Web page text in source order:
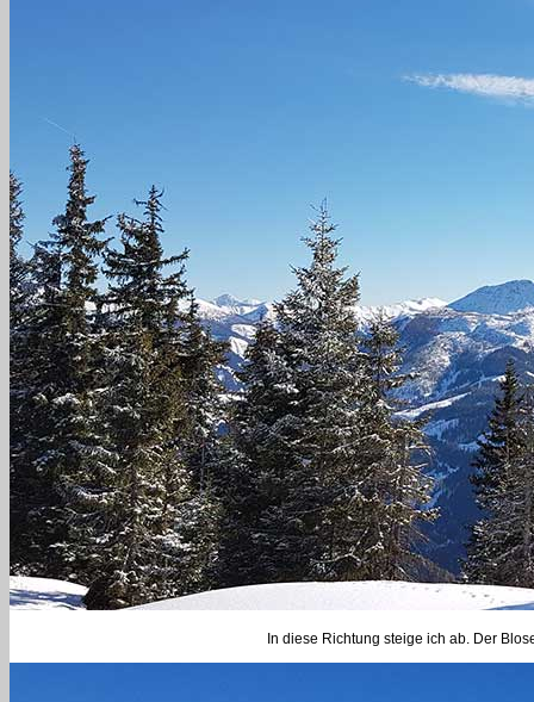
In diese Richtung steige ich ab. Der